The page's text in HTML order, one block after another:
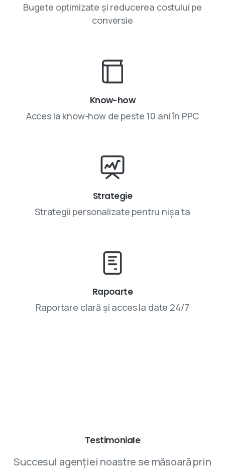
Bugete optimizate și reducerea costului pe
conversie
Know-how
Acces la know-how de peste 10 ani în PPC
Strategie
Strategii personalizate pentru nișa ta
Rapoarte
Raportare clară și acces la date 24/7
Testimoniale
Succesul agenției noastre se măsoară prin